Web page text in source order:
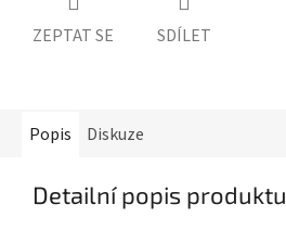
ZEPTAT SE SDÍLET
Popis Diskuze
Detailní popis produktu